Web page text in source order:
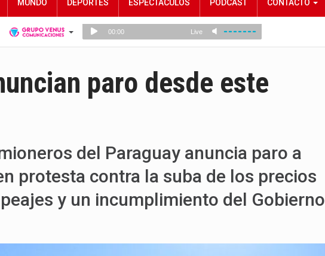
MUNDO DEPORTES ESPECTÁCULOS PODCAST CONTACTO
paro desde este
del Paraguay anuncia paro a
protesta contra la suba de los precios
y un incumplimiento del Gobierno